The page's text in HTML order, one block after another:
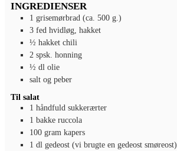
INGREDIENSER
1 grisemørbrad (ca. 500 g.)
3 fed hvidløg, hakket
½ hakket chili
2 spsk. honning
½ dl olie
salt og peber
Til salat
1 håndfuld sukkerærter
1 bakke ruccola
100 gram kapers
1 dl gedeost (vi brugte en gedeost smøreost)